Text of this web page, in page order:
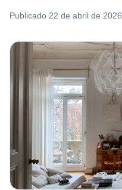
Publicado 22 de abril de 2026